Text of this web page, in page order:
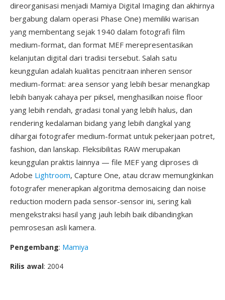
direorganisasi menjadi Mamiya Digital Imaging dan akhirnya
bergabung dalam operasi Phase One) memiliki warisan
yang membentang sejak 1940 dalam fotografi film
medium-format, dan format MEF merepresentasikan
kelanjutan digital dari tradisi tersebut. Salah satu
keunggulan adalah kualitas pencitraan inheren sensor
medium-format: area sensor yang lebih besar menangkap
lebih banyak cahaya per piksel, menghasilkan noise floor
yang lebih rendah, gradasi tonal yang lebih halus, dan
rendering kedalaman bidang yang lebih dangkal yang
dihargai fotografer medium-format untuk pekerjaan potret,
fashion, dan lanskap. Fleksibilitas RAW merupakan
keunggulan praktis lainnya — file MEF yang diproses di
Adobe Lightroom, Capture One, atau dcraw memungkinkan
fotografer menerapkan algoritma demosaicing dan noise
reduction modern pada sensor-sensor ini, sering kali
mengekstraksi hasil yang jauh lebih baik dibandingkan
pemrosesan asli kamera.
Pengembang: Mamiya
Rilis awal: 2004